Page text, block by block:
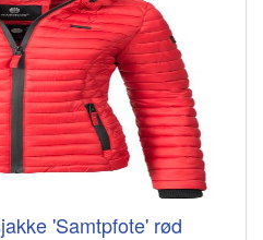
'Samtpfote' rød